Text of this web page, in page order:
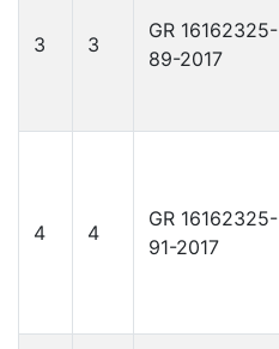
3 3
GR 16162325-
89-2017
4 4
GR 16162325-
91-2017